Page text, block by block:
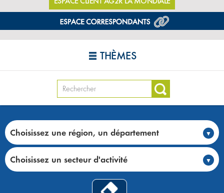
THÈMES
Choisissez une région, un département
Choisissez un secteur d'activité